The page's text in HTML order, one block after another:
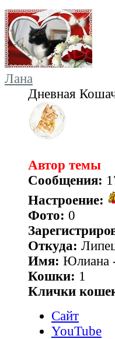
Лана
Дневная
Автор темы
Сообщения:
Настроение:
Фото: 0
Откуда:
Имя: Юлиана
Кошки: 1
Клички
Сайт
YouTube